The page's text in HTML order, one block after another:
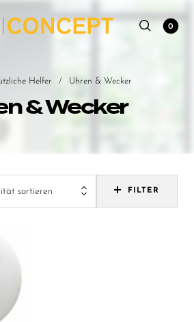
0
Helfer / Uhren & Wecker
& Wecker
sortieren FILTER